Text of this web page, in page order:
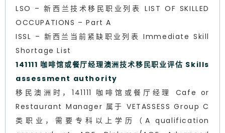
LSO – 新西兰技术移民职业列表 LIST OF SKILLED
OCCUPATIONS – Part A
ISSL – 新西兰当前紧缺职业列表 Immediate Skill
Shortage List
141111 咖啡馆或餐厅经理澳洲技术移民职业评估 Skills
assessment authority
移民澳洲时，141111 咖啡馆或餐厅经理 Cafe or
Restaurant Manager 属于 VETASSESS Group C
类职业，需要专科以上学历（A qualification